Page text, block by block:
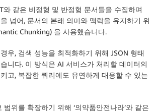
와 같은 비정형 및 반정형 문서들을 수집하며
넘어, 문서의 본래 의미와 맥락을 유지하기 위
Chunking) 을 사용했습니다.
우, 검색 성능을 최적화하기 위해 JSON 형태
니다. 이 방식은 AI 서비스가 처리할 데이터의
고, 복잡한 쿼리에도 유연하게 대응할 수 있는
범위를 확장하기 위해 ‘의약품안전나라’와 같은